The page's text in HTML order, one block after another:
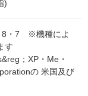
)
8・7 ※機種によ
す
；XP・Me・
の 米国及び